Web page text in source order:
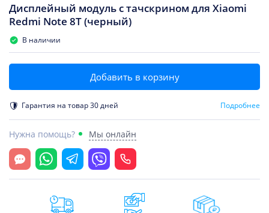
Дисплейный модуль с тачскрином для Xiaomi
Redmi Note 8T (черный)
В наличии
Добавить в корзину
Гарантия на товар 30 дней Подробнее
Нужна помощь? Мы онлайн
Открыть чат
WhatsappTelegramViber Позвонить